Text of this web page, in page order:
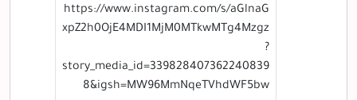
https://www.instagram.com/s/aGlnaG
xpZ2h0OjE4MDI1MjM0MTkwMTg4Mzgz
?
story_media_id=339828407362240839
8&igsh=MW96MmNqeTVhdWF5bw